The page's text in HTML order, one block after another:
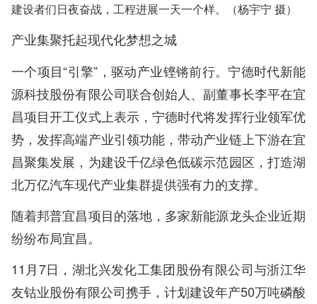
建设者们日夜奋战，工程进展一天一个样。（杨宇宁 摄）
产业集聚托起现代化梦想之城
一个项目“引擎”，驱动产业铿锵前行。宁德时代新能
源科技股份有限公司联合创始人、副董事长李平在宜
昌项目开工仪式上表示，宁德时代将发挥行业领军优
势，发挥高端产业引领功能，带动产业链上下游在宜
昌聚集发展，为建设千亿绿色低碳示范园区，打造湖
北万亿汽车现代产业集群提供强有力的支撑。
随着邦普宜昌项目的落地，多家新能源龙头企业近期
纷纷布局宜昌。
11月7日，湖北兴发化工集团股份有限公司与浙江华
友钴业股份有限公司携手，计划建设年产50万吨磷酸